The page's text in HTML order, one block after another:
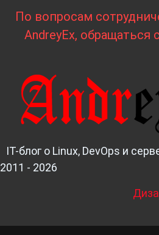
По вопросам
AndreyEx, обращаться
IT-блог о Linux, DevOps и
2011 - 2026
Д